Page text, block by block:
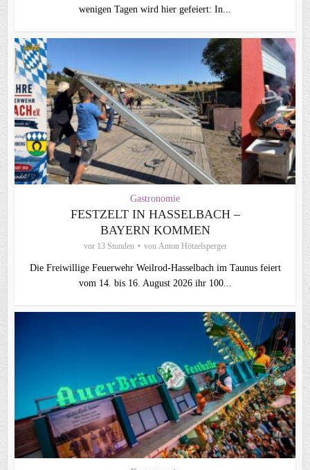
wenigen Tagen wird hier gefeiert: In...
Gastronomie
FESTZELT IN HASSELBACH –
BAYERN KOMMEN
vor 13 Stunden von Anton Hötzelsperger
Die Freiwillige Feuerwehr Weilrod-Hasselbach im Taunus feiert
vom 14. bis 16. August 2026 ihr 100...